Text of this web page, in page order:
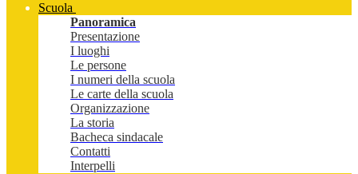
Scuola
Panoramica
Presentazione
I luoghi
Le persone
I numeri della scuola
Le carte della scuola
Organizzazione
La storia
Bacheca sindacale
Contatti
Interpelli